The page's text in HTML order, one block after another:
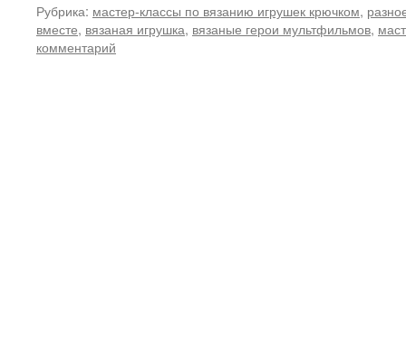
Рубрика: мастер-классы по вязанию игрушек крючком,
вместе, вязаная игрушка, вязаные герои мультфильмов,
комментарий